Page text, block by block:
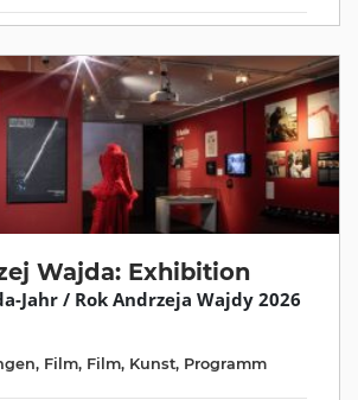
Wajda: Exhibition
Jahr / Rok Andrzeja Wajdy 2026
, Film, Film, Kunst, Programm